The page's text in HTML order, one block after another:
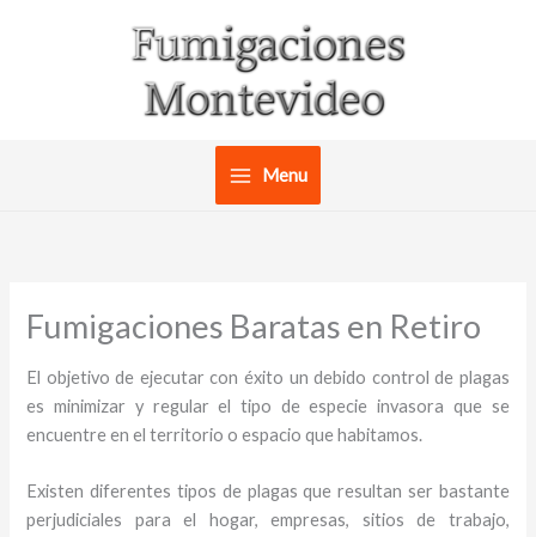
Menu
Fumigaciones Baratas en Retiro
El objetivo de ejecutar con éxito un debido control de plagas
es minimizar y regular el tipo de especie invasora que se
encuentre en el territorio o espacio que habitamos.
Existen diferentes tipos de plagas que resultan ser bastante
perjudiciales para el hogar, empresas, sitios de trabajo,